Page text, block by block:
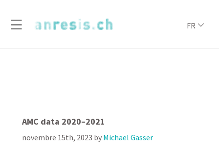
FR
AMC data 2020–2021
novembre 15th, 2023 by Michael Gasser